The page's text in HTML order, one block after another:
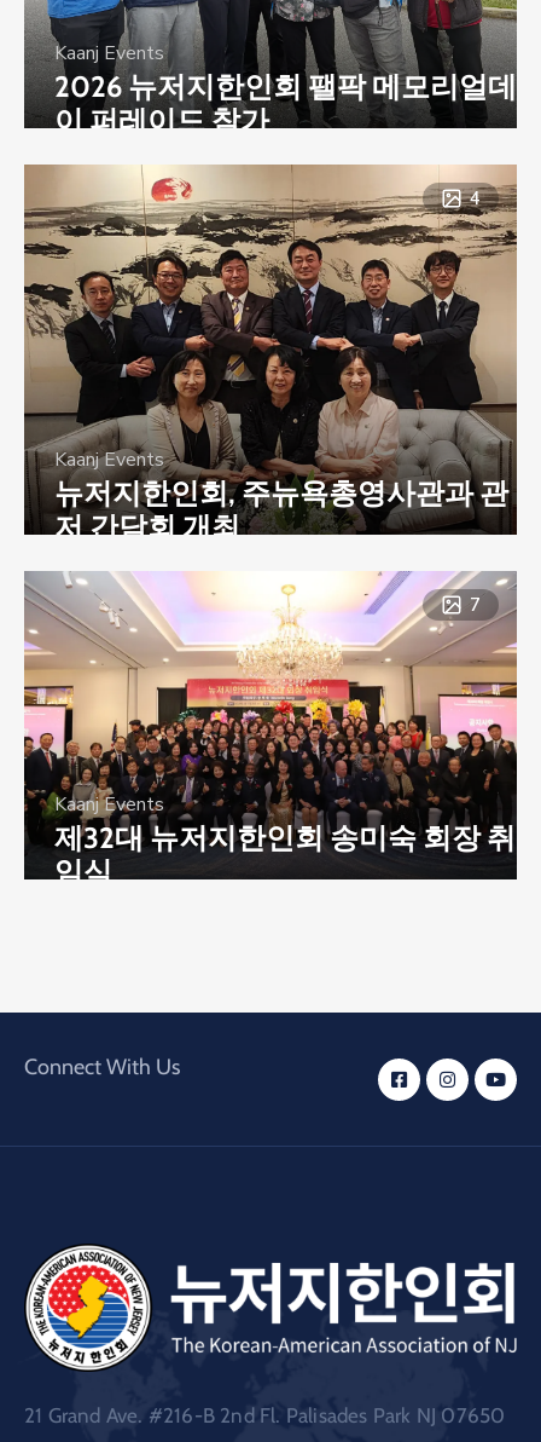
Kaanj Events
2026 뉴저지한인회 팰팍 메모리얼데
이 퍼레이드 참가
4
Kaanj Events
뉴저지한인회, 주뉴욕총영사관과 관
저 간담회 개최
7
Kaanj Events
제32대 뉴저지한인회 송미숙 회장 취
임식
Connect With Us
21 Grand Ave. #216-B 2nd Fl. Palisades Park NJ 07650